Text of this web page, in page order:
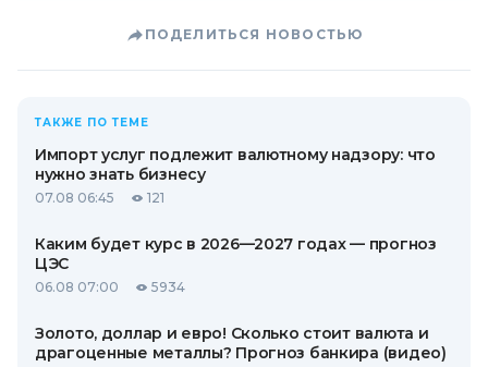
ПОДЕЛИТЬСЯ НОВОСТЬЮ
ТАКЖЕ ПО ТЕМЕ
Импорт услуг подлежит валютному надзору: что
нужно знать бизнесу
07.08 06:45 121
Каким будет курс в 2026—2027 годах — прогноз
ЦЭС
06.08 07:00 5934
Золото, доллар и евро! Сколько стоит валюта и
драгоценные металлы? Прогноз банкира (видео)